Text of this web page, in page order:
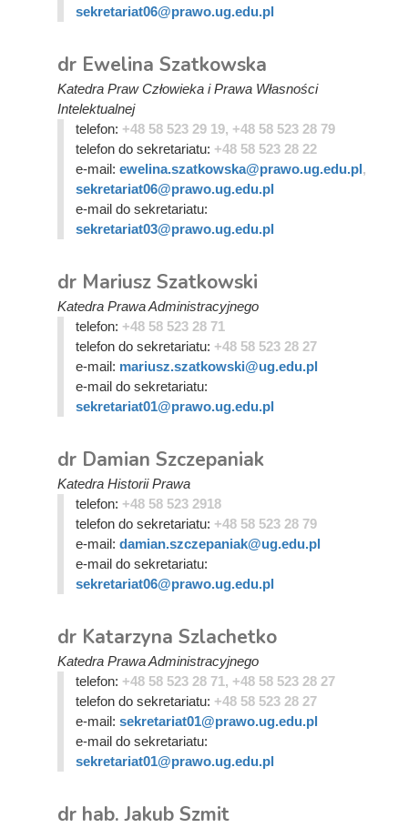
sekretariat06@prawo.ug.edu.pl
dr Ewelina Szatkowska
Katedra Praw Człowieka i Prawa Własności
Intelektualnej
telefon: +48 58 523 29 19, +48 58 523 28 79
telefon do sekretariatu: +48 58 523 28 22
e-mail: ewelina.szatkowska@prawo.ug.edu.pl,
sekretariat06@prawo.ug.edu.pl
e-mail do sekretariatu:
sekretariat03@prawo.ug.edu.pl
dr Mariusz Szatkowski
Katedra Prawa Administracyjnego
telefon: +48 58 523 28 71
telefon do sekretariatu: +48 58 523 28 27
e-mail: mariusz.szatkowski@ug.edu.pl
e-mail do sekretariatu:
sekretariat01@prawo.ug.edu.pl
dr Damian Szczepaniak
Katedra Historii Prawa
telefon: +48 58 523 2918
telefon do sekretariatu: +48 58 523 28 79
e-mail: damian.szczepaniak@ug.edu.pl
e-mail do sekretariatu:
sekretariat06@prawo.ug.edu.pl
dr Katarzyna Szlachetko
Katedra Prawa Administracyjnego
telefon: +48 58 523 28 71, +48 58 523 28 27
telefon do sekretariatu: +48 58 523 28 27
e-mail: sekretariat01@prawo.ug.edu.pl
e-mail do sekretariatu:
sekretariat01@prawo.ug.edu.pl
dr hab. Jakub Szmit